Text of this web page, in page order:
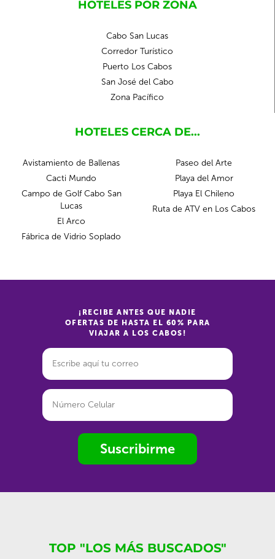
HOTELES POR ZONA
Cabo San Lucas
Corredor Turístico
Puerto Los Cabos
San José del Cabo
Zona Pacífico
HOTELES CERCA DE...
Avistamiento de Ballenas
Cacti Mundo
Campo de Golf Cabo San
Lucas
El Arco
Fábrica de Vidrio Soplado
Paseo del Arte
Playa del Amor
Playa El Chileno
Ruta de ATV en Los Cabos
¡RECIBE ANTES QUE NADIE
OFERTAS DE HASTA EL 60% PARA
VIAJAR A LOS CABOS!
Suscribirme
TOP "LOS MÁS BUSCADOS"